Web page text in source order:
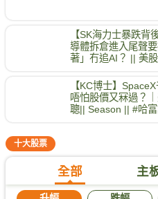
【SK海力士暴跌背
導體拆倉進入尾聲
著」冇追AI？ || 美
【KC博士】
唔怕股價又冧過？
聰|| Season || #哈
十大股票
全部 主